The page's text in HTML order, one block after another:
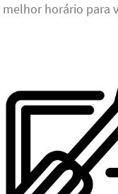
horário para